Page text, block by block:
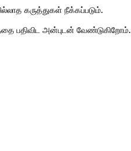
கருத்துகள் நீக்கப்படும்.
பதிவிட அன்புடன் வேண்டுகிறோம்.